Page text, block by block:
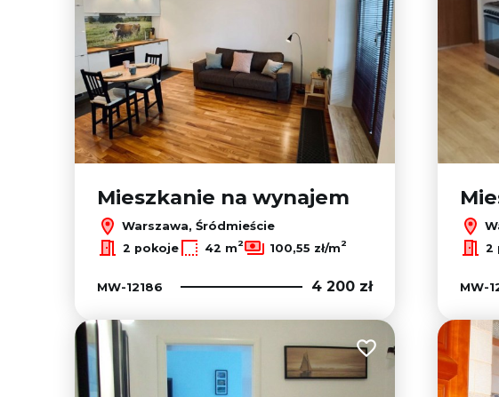
Mieszkanie na wynajem
Warszawa, Śródmieście
2 pokoje 42 m2 100,55 zł/m2
MW-12186 4 200 zł
2
MW-
Dodaj do ulubionych